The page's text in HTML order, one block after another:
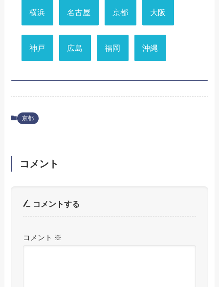
横浜 名古屋 京都 大阪
神戸 広島 福岡 沖縄
京都
コメント
コメントする
コメント ※